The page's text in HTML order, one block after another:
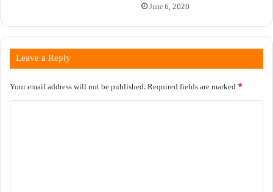
June 6, 2020
Leave a Reply
Your email address will not be published.Required fields are marked *